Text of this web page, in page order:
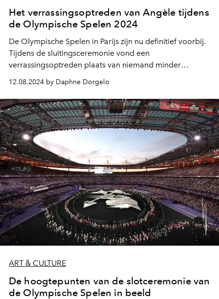
Het verrassingsoptreden van Angèle tijdens
de Olympische Spelen 2024
De Olympische Spelen in Parijs zijn nu definitief voorbij.
Tijdens de sluitingsceremonie vond een
verrassingsoptreden plaats van niemand minder
12.08.2024 by Daphne Dorgelo
ART & CULTURE
De hoogtepunten van de slotceremonie van
de Olympische Spelen in beeld